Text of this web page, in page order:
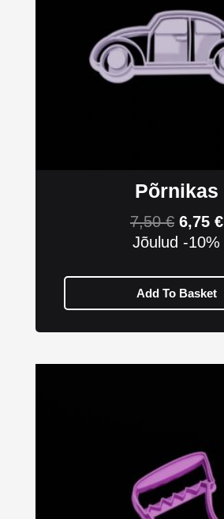
Põrnikas
7,50€ 6,75 €
Jõulud -10%
Add To Basket